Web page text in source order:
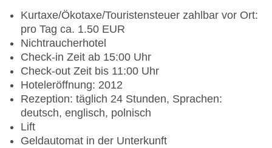
Kurtaxe/Ökotaxe/Touristensteuer zahlbar vor Ort:
pro Tag ca. 1.50 EUR
Nichtraucherhotel
Check-in Zeit ab 15:00 Uhr
Check-out Zeit bis 11:00 Uhr
Hoteleröffnung: 2012
Rezeption: täglich 24 Stunden, Sprachen:
deutsch, englisch, polnisch
Lift
Geldautomat in der Unterkunft